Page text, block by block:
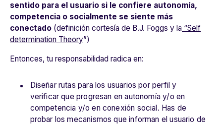
sentido para el usuario si le confiere autonomía,
competencia o socialmente se siente más
conectado (definición cortesía de B.J. Foggs y la “Self
determination Theory”)
Entonces, tu responsabilidad radica en:
Diseñar rutas para los usuarios por perfil y
verificar que progresan en autonomía y/o en
competencia y/o en conexión social. Has de
probar los mecanismos que informan el usuario de